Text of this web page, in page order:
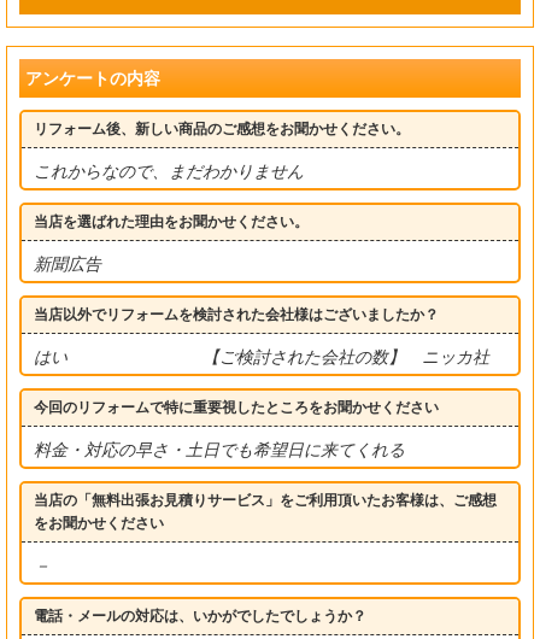
アンケートの内容
リフォーム後、新しい商品のご感想をお聞かせください。
これからなので、まだわかりません
当店を選ばれた理由をお聞かせください。
新聞広告
当店以外でリフォームを検討された会社様はございましたか？
はい 【ご検討された会社の数】 ニッカ社
今回のリフォームで特に重要視したところをお聞かせください
料金・対応の早さ・土日でも希望日に来てくれる
当店の「無料出張お見積りサービス」をご利用頂いたお客様は、ご感想
をお聞かせください
－
電話・メールの対応は、いかがでしたでしょうか？